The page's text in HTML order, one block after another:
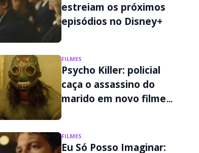
estreiam os próximos
episódios no Disney+
FILMES
Psycho Killer: policial
caça o assassino do
marido em novo filme
FILMES
Eu Só Posso Imaginar: